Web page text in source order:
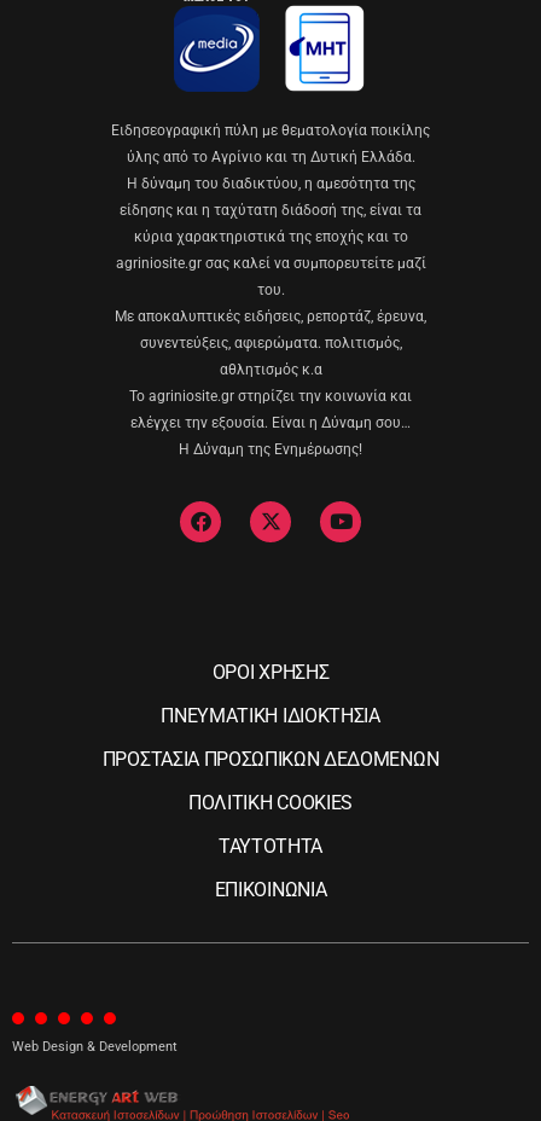
Eιδησεογραφική πύλη με θεματολογία ποικίλης
ύλης από το Αγρίνιο και τη Δυτική Ελλάδα.
Η δύναμη του διαδικτύου, η αμεσότητα της
είδησης και η ταχύτατη διάδοσή της, είναι τα
κύρια χαρακτηριστικά της εποχής και το
agriniosite.gr σας καλεί να συμπορευτείτε μαζί
του.
Με αποκαλυπτικές ειδήσεις, ρεπορτάζ, έρευνα,
συνεντεύξεις, αφιερώματα. πολιτισμός,
αθλητισμός κ.α
Το agriniosite.gr στηρίζει την κοινωνία και
ελέγχει την εξουσία. Είναι η Δύναμη σου…
Η Δύναμη της Ενημέρωσης!
ΟΡΟΙ ΧΡΗΣΗΣ
ΠΝΕΥΜΑΤΙΚΗ ΙΔΙΟΚΤΗΣΙΑ
ΠΡΟΣΤΑΣΙΑ ΠΡΟΣΩΠΙΚΩΝ ΔΕΔΟΜΕΝΩΝ
ΠΟΛΙΤΙΚΗ COOKIES
ΤΑΥΤΟΤΗΤΑ
ΕΠΙΚΟΙΝΩΝΙΑ
Web Design & Development